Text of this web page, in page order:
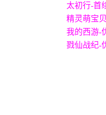
太初行-首
精灵萌宝
我的西游-
戮仙战纪-